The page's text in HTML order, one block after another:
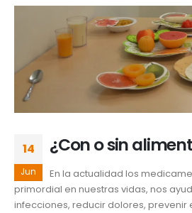
14
Jun
¿Con o sin
En la actualidad los
primordial en nuestras vidas, nos
infecciones, reducir dolores, prevenir